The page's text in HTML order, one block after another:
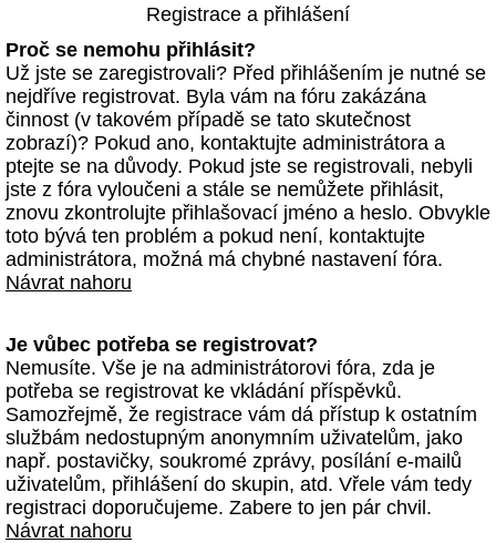
Registrace a přihlášení
Proč se nemohu přihlásit?
Už jste se zaregistrovali? Před přihlášením je nutné se
nejdříve registrovat. Byla vám na fóru zakázána
činnost (v takovém případě se tato skutečnost
zobrazí)? Pokud ano, kontaktujte administrátora a
ptejte se na důvody. Pokud jste se registrovali, nebyli
jste z fóra vyloučeni a stále se nemůžete přihlásit,
znovu zkontrolujte přihlašovací jméno a heslo. Obvykle
toto bývá ten problém a pokud není, kontaktujte
administrátora, možná má chybné nastavení fóra.
Návrat nahoru
Je vůbec potřeba se registrovat?
Nemusíte. Vše je na administrátorovi fóra, zda je
potřeba se registrovat ke vkládání příspěvků.
Samozřejmě, že registrace vám dá přístup k ostatním
službám nedostupným anonymním uživatelům, jako
např. postavičky, soukromé zprávy, posílání e-mailů
uživatelům, přihlášení do skupin, atd. Vřele vám tedy
registraci doporučujeme. Zabere to jen pár chvil.
Návrat nahoru